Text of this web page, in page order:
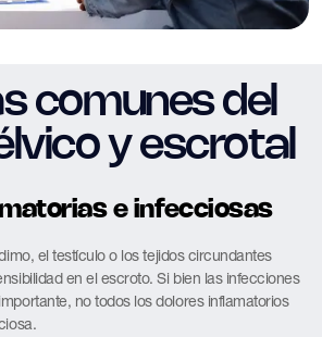
comunes del
y escrotal
e infecciosas
el testículo o los tejidos circundantes
en el escroto. Si bien las infecciones
no todos los dolores inflamatorios